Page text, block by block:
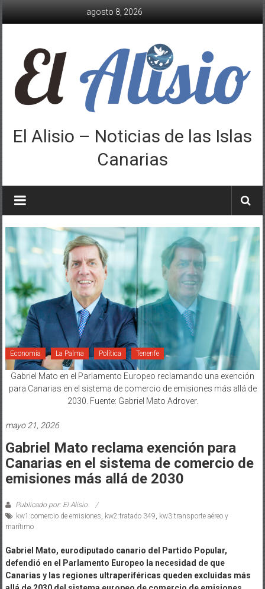
agosto 8, 2026
El Alisio – Noticias de las Islas
Canarias
Economía La Palma Política Tenerife
Gabriel Mato en el Parlamento Europeo reclamando una exención
para Canarias en el sistema de comercio de emisiones más allá de
2030. Fuente: Gabriel Mato Adrover.
mayo 21, 2026
Gabriel Mato reclama exención para
Canarias en el sistema de comercio de
emisiones más allá de 2030
Publicado por: El Alisio
kw1:comercio de emisiones kw2:tratado 349 kw3:transporte aéreo y
marítimo
Gabriel Mato, eurodiputado canario del Partido Popular,
defendió en el Parlamento Europeo la necesidad de que
Canarias y las regiones ultraperiféricas queden excluidas más